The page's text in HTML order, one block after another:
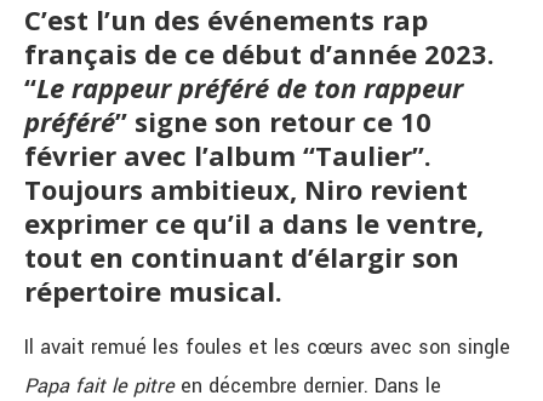
C’est l’un des événements rap
français de ce début d’année 2023.
“Le rappeur préféré de ton rappeur
préféré” signe son retour ce 10
février avec l’album “Taulier”.
Toujours ambitieux, Niro revient
exprimer ce qu’il a dans le ventre,
tout en continuant d’élargir son
répertoire musical.
Il avait remué les foules et les cœurs avec son single
Papa fait le pitre en décembre dernier. Dans le